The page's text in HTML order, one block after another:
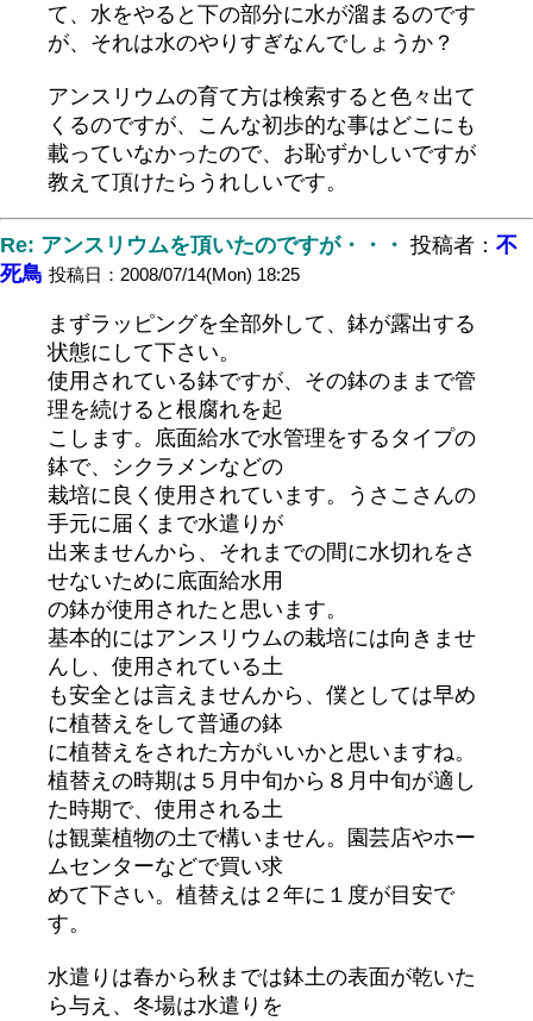
て、水をやると下の部分に水が溜まるのです
が、それは水のやりすぎなんでしょうか？
アンスリウムの育て方は検索すると色々出て
くるのですが、こんな初歩的な事はどこにも
載っていなかったので、お恥ずかしいですが
教えて頂けたらうれしいです。
Re: アンスリウムを頂いたのですが・・・ 投稿者： 不
死鳥 投稿日：2008/07/14(Mon) 18:25
まずラッピングを全部外して、鉢が露出する
状態にして下さい。
使用されている鉢ですが、その鉢のままで管
理を続けると根腐れを起
こします。底面給水で水管理をするタイプの
鉢で、シクラメンなどの
栽培に良く使用されています。うさこさんの
手元に届くまで水遣りが
出来ませんから、それまでの間に水切れをさ
せないために底面給水用
の鉢が使用されたと思います。
基本的にはアンスリウムの栽培には向きませ
んし、使用されている土
も安全とは言えませんから、僕としては早め
に植替えをして普通の鉢
に植替えをされた方がいいかと思いますね。
植替えの時期は５月中旬から８月中旬が適し
た時期で、使用される土
は観葉植物の土で構いません。園芸店やホー
ムセンターなどで買い求
めて下さい。植替えは２年に１度が目安で
す。
水遣りは春から秋までは鉢土の表面が乾いた
ら与え、冬場は水遣りを